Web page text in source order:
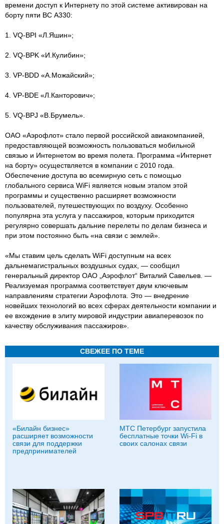
времени доступ к Интернету по этой системе активирован на
борту пяти ВС А330:
1. VQ-BPI «Л.Яшин»;
2. VQ-BPK «И.Кулибин»;
3. VP-BDD «А.Можайский»;
4. VP-BDE «Л.Канторович»;
5. VQ-BPJ «В.Брумель».
ОАО «Аэрофлот» стало первой российской авиакомпанией,
предоставляющей возможность пользоваться мобильной
связью и Интернетом во время полета. Программа «Интернет
на борту» осуществляется в компании с 2010 года.
Обеспечение доступа во всемирную сеть с помощью
глобального сервиса WiFi является новым этапом этой
программы и существенно расширяет возможности
пользователей, путешествующих по воздуху. Особенно
популярна эта услуга у пассажиров, которым приходится
регулярно совершать дальние перелеты по делам бизнеса и
при этом постоянно быть «на связи с землей».
«Мы ставим цель сделать WiFi доступным на всех
дальнемагистральных воздушных судах, — сообщил
генеральный директор ОАО „Аэрофлот“ Виталий Савельев. —
Реализуемая программа соответствует двум ключевым
направлениям стратегии Аэрофлота. Это — внедрение
новейших технологий во всех сферах деятельности компании и
ее вхождение в элиту мировой индустрии авиаперевозок по
качеству обслуживания пассажиров».
СВЕЖЕЕ ПО ТЕМЕ
«Билайн бизнес»
расширяет возможности
связи для поддержки
предпринимателей
МТС Петербург запустила
бесплатные точки Wi-Fi в
своих салонах связи